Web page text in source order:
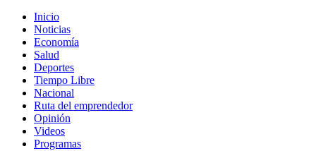
Inicio
Noticias
Economía
Salud
Deportes
Tiempo Libre
Nacional
Ruta del emprendedor
Opinión
Videos
Programas